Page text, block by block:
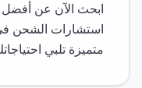
ابحث الآن عن
استشارات الشحن
متميزة تلبي